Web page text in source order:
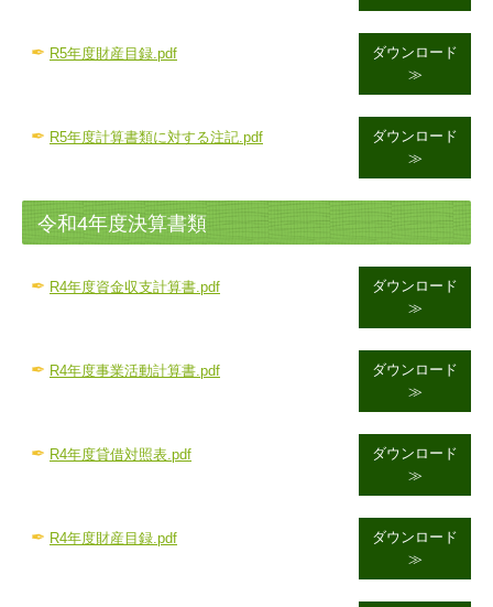
✒ R5年度財産目録.pdf
≫
✒ R5年度計算書類に対する注記.pdf
≫
令和4年度決算書類
✒ R4年度資金収支計算書.pdf
≫
✒ R4年度事業活動計算書.pdf
≫
✒ R4年度貸借対照表.pdf
≫
✒ R4年度財産目録.pdf
≫